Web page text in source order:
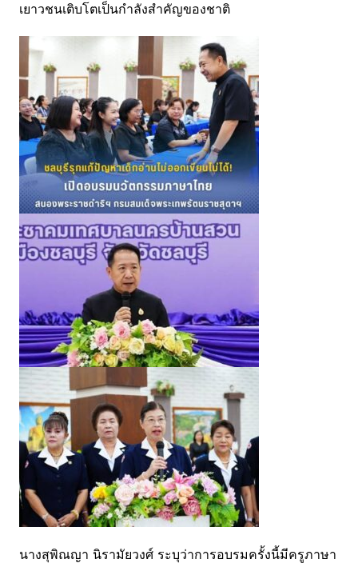
เยาวชนเติบโตเป็นกำลังสำคัญของชาติ
นางสุพิณญา นิรามัยวงศ์ ระบุว่าการอบรมครั้งนี้มีครูภาษา